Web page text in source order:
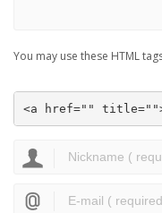
You may use these HTML
<a href="" title="">